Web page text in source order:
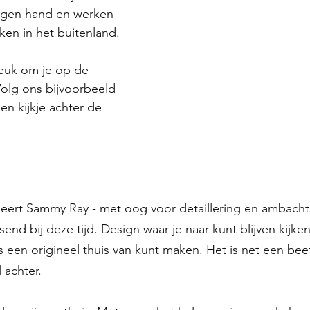
hand en werken
in het buitenland.
ons bijvoorbeeld
kijkje achter de
Sammy Ray - met oog voor detaillering en
bij deze tijd. Design waar je naar kunt blijven
een origineel thuis van kunt maken. Het is net een